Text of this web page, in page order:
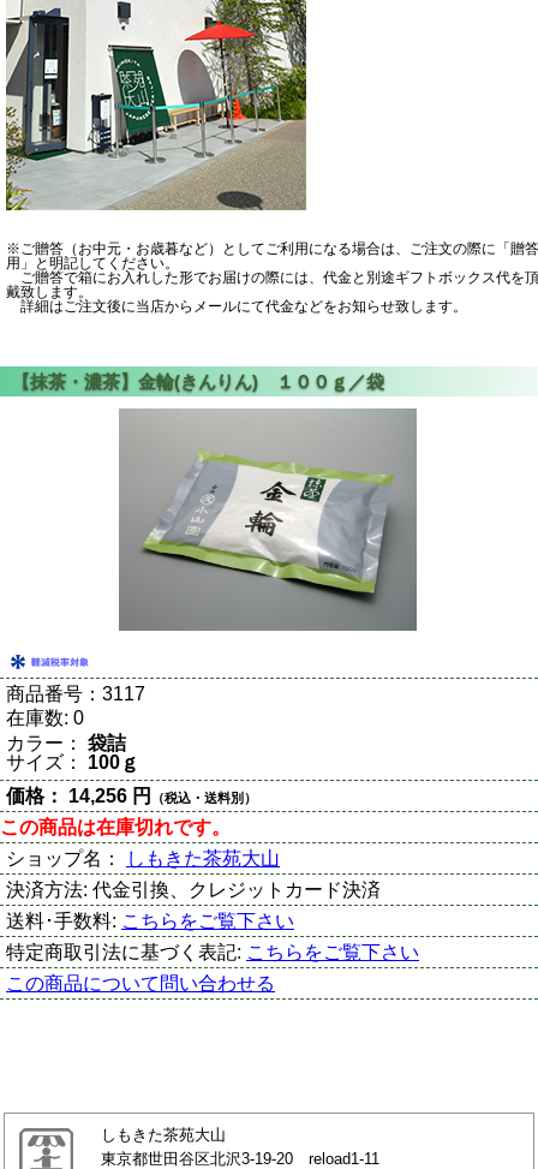
※ご贈答（お中元・お歳暮など）としてご利用になる場合は、ご注文の際に「贈答
用」と明記してください。
ご贈答で箱にお入れした形でお届けの際には、代金と別途ギフトボックス代を頂
戴致します。
詳細はご注文後に当店からメールにて代金などをお知らせ致します。
商品番号： 3117
在庫数: 0
カラー：
袋詰
サイズ：
100ｇ
価格： 14,256 円 （税込・送料別）
この商品は在庫切れです。
ショップ名：
しもきた茶苑大山
決済方法: 代金引換、クレジットカード決済
送料･手数料: こちらをご覧下さい
特定商取引法に基づく表記: こちらをご覧下さい
この商品について問い合わせる
しもきた茶苑大山
東京都世田谷区北沢3-19-20 reload1-11